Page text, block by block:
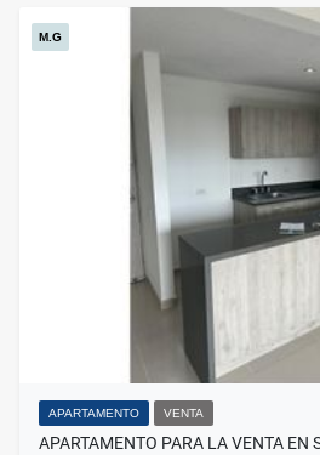
M.G
APARTAMENTO VENTA
APARTAMENTO PARA LA VENTA EN